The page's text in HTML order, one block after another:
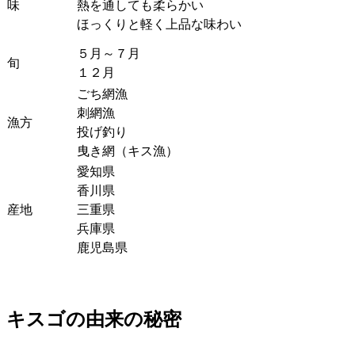
味
熱を通しても柔らかい
ほっくりと軽く上品な味わい
旬
５月～７月
１２月
漁方
ごち網漁
刺網漁
投げ釣り
曳き網（キス漁）
産地
愛知県
香川県
三重県
兵庫県
鹿児島県
キスゴの由来の秘密